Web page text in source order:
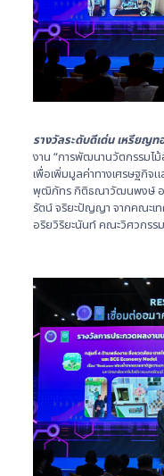
รางวัลระดับดีเด่น เหรียญท
งาน “การพัฒนานวัตกรรมไ
เพื่อเพิ่มมูลค่าทางเศรษฐกิจ
พุฒิภัทร กิติธณาวัฒนพงษ์ อา
รัตน์ จริยะปัญญา จากคณะเ
อริยวิริยะนันท์ คณะวิศวกรร